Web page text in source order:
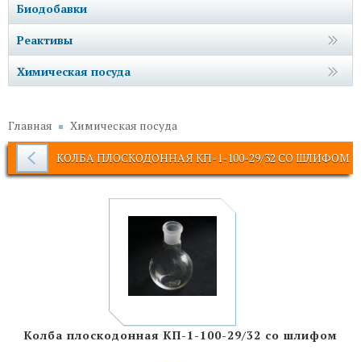
Биодобавки
Реактивы
Химическая посуда
Главная Химическая посуда
КОЛБА ПЛОСКОДОННАЯ КП-1-100-29/32 СО ШЛИФОМ
Колба плоскодонная КП-1-100-29/32 со шлифом